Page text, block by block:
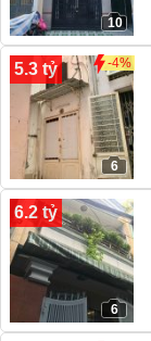
10
5.3 tỷ -4%
6
6.2 tỷ
6